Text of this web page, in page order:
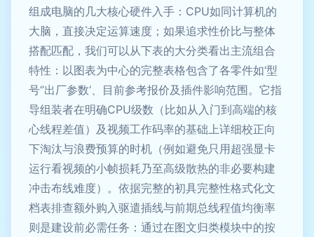
组成电脑的几大核心硬件入手：CPU如同计算机的
大脑，直接决定运算速度；如果追求性价比与整体
搭配匹配，我们可以从下表的大分类看出主流组合
特性：以图表为中心的完整表格包含了各零件如‘型
号‘’出厂参数‘、目前参考报价及插件影响范围。它指
导组装者在明确CPU级数（比如从入门到高端的核
心线程差值）及视频工作码率的基础上详细校正向
下淘汰与浪费预算的时机（例如避免只用超强显卡
运行看视频的小帧损耗乃至高级散热的非必要构建
冲击布线难度）。依据完整的初具完整性格式化文
档表排查额外购入驱遣插线与前期总线程值均衡率
则是建设前必需任务：通过在图文归类模块中的按